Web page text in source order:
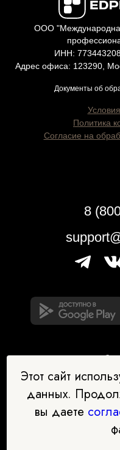
Наш бот-
ООО
ИНН:
Адрес офиса: 123290,
Документы об
Политика
Согласие на
8
Этот сайт
данных.
вы даете